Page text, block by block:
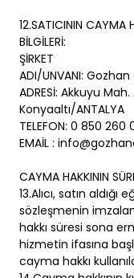
12.SATICININ CAYMA
BİLGİLERİ:
ŞİRKET
ADI/UNVANI:
ADRESİ: Akkuyu
Konyaaltı/ANTALYA
TELEFON: 0 850 260
EMAİL :
CAYMA HAKKININ
13.Alıcı, satın
sözleşmenin
hakkı süresi sona
hizmetin ifasına
cayma hakkı